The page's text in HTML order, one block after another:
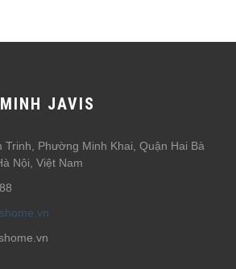
JAVIS
Trinh, Phường Minh Khai, Quận Hai Bà
Nội, Việt Nam